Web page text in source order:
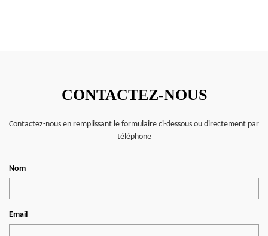
CONTACTEZ-NOUS
Contactez-nous en remplissant le formulaire ci-dessous ou directement par
téléphone
Nom
Email